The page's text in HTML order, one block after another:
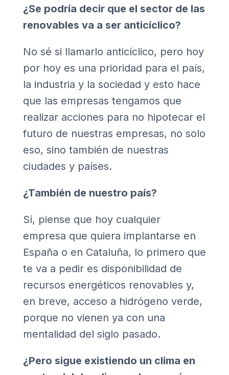
¿Se podría decir que el sector de las
renovables va a ser anticíclico?
No sé si llamarlo anticíclico, pero hoy
por hoy es una prioridad para el país,
la industria y la sociedad y esto hace
que las empresas tengamos que
realizar acciones para no hipotecar el
futuro de nuestras empresas, no solo
eso, sino también de nuestras
ciudades y países.
¿También de nuestro país?
Sí, piense que hoy cualquier
empresa que quiera implantarse en
España o en Cataluña, lo primero que
te va a pedir es disponibilidad de
recursos energéticos renovables y,
en breve, acceso a hidrógeno verde,
porque no vienen ya con una
mentalidad del siglo pasado.
¿Pero sigue existiendo un clima en